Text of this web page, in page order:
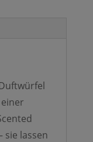
sie lassen